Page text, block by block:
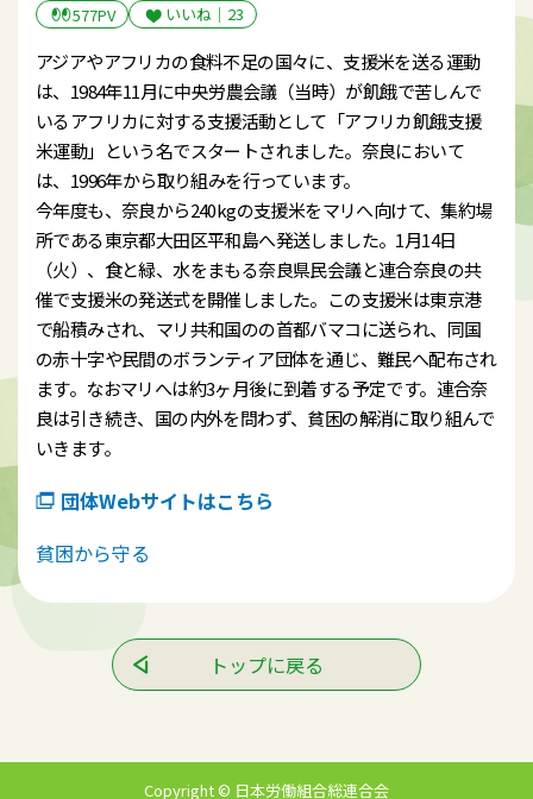
577PV いいね｜ 23
アジアやアフリカの食料不足の国々に、支援米を送る運動
は、1984年11月に中央労農会議（当時）が飢餓で苦しんで
いるアフリカに対する支援活動として「アフリカ飢餓支援
米運動」という名でスタートされました。奈良において
は、1996年から取り組みを行っています。
今年度も、奈良から240kgの支援米をマリへ向けて、集約場
所である東京都大田区平和島へ発送しました。1月14日
（火）、食と緑、水をまもる奈良県民会議と連合奈良の共
催で支援米の発送式を開催しました。この支援米は東京港
で船積みされ、マリ共和国のの首都バマコに送られ、同国
の赤十字や民間のボランティア団体を通じ、難民へ配布され
ます。なおマリへは約3ヶ月後に到着する予定です。連合奈
良は引き続き、国の内外を問わず、貧困の解消に取り組んで
いきます。
団体Webサイトはこちら
貧困から守る
トップに戻る
Copyright © 日本労働組合総連合会